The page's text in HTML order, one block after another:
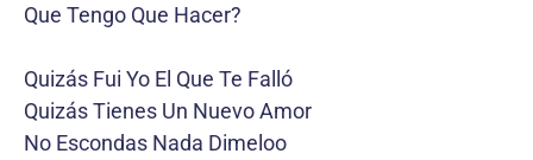
Que Tengo Que Hacer?
Quizás Fui Yo El Que Te Falló
Quizás Tienes Un Nuevo Amor
No Escondas Nada Dimeloo